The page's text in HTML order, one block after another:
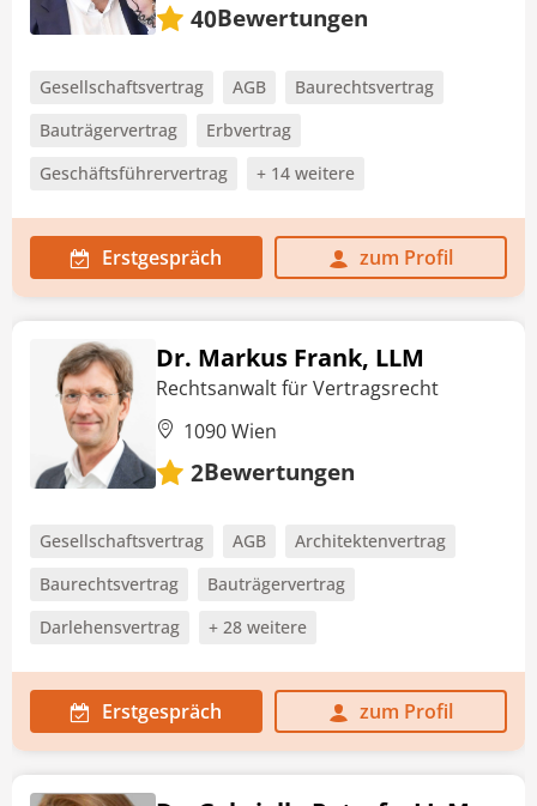
40Bewertungen
Gesellschaftsvertrag AGB
Baurechtsvertrag
Bauträgervertrag
Erbvertrag
Geschäftsführervertrag
+ 14 weitere
Erstgespräch zum Profil
Dr. Markus Frank, LLM
Rechtsanwalt für Vertragsrecht
1090 Wien
2Bewertungen
Gesellschaftsvertrag AGB
Architektenvertrag
Baurechtsvertrag
Bauträgervertrag
Darlehensvertrag
+ 28 weitere
Erstgespräch zum Profil